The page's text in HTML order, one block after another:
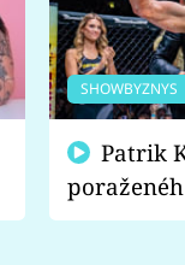
SHOWBYZNYS
fanoušci